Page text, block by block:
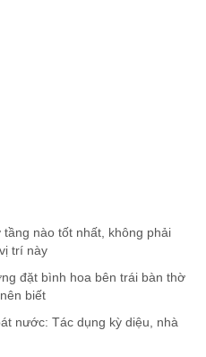
nào tốt nhất, không phải
trí này
đặt bình hoa bên trái bàn thờ
biết
nước: Tác dụng kỳ diệu, nhà